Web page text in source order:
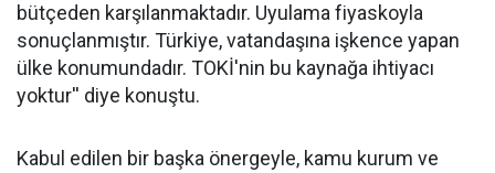
bütçeden karşılanmaktadır. Uyulama fiyaskoyla
sonuçlanmıştır. Türkiye, vatandaşına işkence yapan
ülke konumundadır. TOKİ'nin bu kaynağa ihtiyacı
yoktur'' diye konuştu.
Kabul edilen bir başka önergeyle, kamu kurum ve